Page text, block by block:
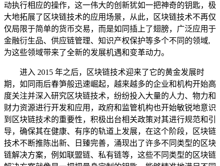
动执行相应的操作，这一伟大的创新犹如一把神奇的钥匙，极
大地拓展了区块链技术的应用场景，从此，区块链技术不再仅
仅局限于简单的货币交易，而是如同插上了翅膀，广泛应用于
金融衍生品、供应链管理、知识产权保护等多个不同的领域,
为这些领域带来了全新的发展机遇和变革动力。
进入 2015 年之后，区块链技术迎来了它的黄金发展时
期，如同雨后春笋般迅速崛起，越来越多的企业和机构开始高
度关注并深入研究区块链技术，纷纷投入大量的人力、物力和
财力资源进行开发和应用，政府和监管机构也开始敏锐地意识
到区块链技术的重要性，积极出台相关政策对其进行规范和引
导，确保其在健康、有序的轨道上发展，在这个阶段，区块链
技术不断推陈出新、日臻完善，涌现出了许多不同类型的区块
链解决方案，例如联盟链、私有链等，这些不同类型的区块链